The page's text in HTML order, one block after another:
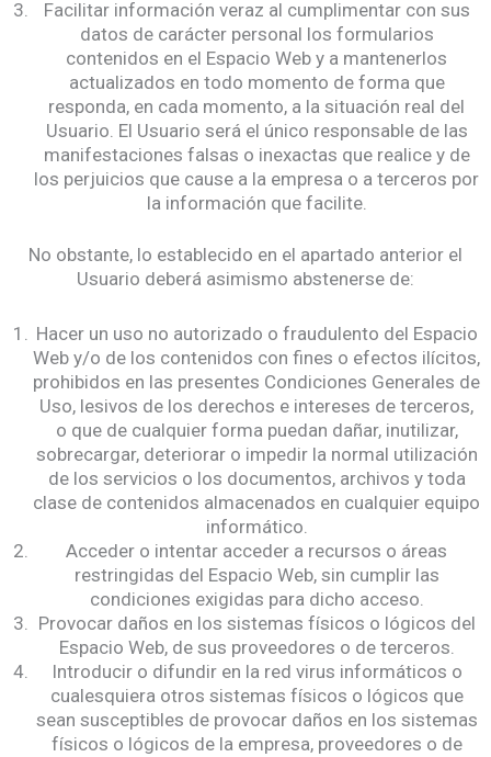
Facilitar información veraz al cumplimentar con sus
datos de carácter personal los formularios
contenidos en el Espacio Web y a mantenerlos
actualizados en todo momento de forma que
responda, en cada momento, a la situación real del
Usuario. El Usuario será el único responsable de las
manifestaciones falsas o inexactas que realice y de
los perjuicios que cause a la empresa o a terceros por
la información que facilite.
No obstante, lo establecido en el apartado anterior el
Usuario deberá asimismo abstenerse de:
Hacer un uso no autorizado o fraudulento del Espacio
Web y/o de los contenidos con fines o efectos ilícitos,
prohibidos en las presentes Condiciones Generales de
Uso, lesivos de los derechos e intereses de terceros,
o que de cualquier forma puedan dañar, inutilizar,
sobrecargar, deteriorar o impedir la normal utilización
de los servicios o los documentos, archivos y toda
clase de contenidos almacenados en cualquier equipo
informático.
Acceder o intentar acceder a recursos o áreas
restringidas del Espacio Web, sin cumplir las
condiciones exigidas para dicho acceso.
Provocar daños en los sistemas físicos o lógicos del
Espacio Web, de sus proveedores o de terceros.
Introducir o difundir en la red virus informáticos o
cualesquiera otros sistemas físicos o lógicos que
sean susceptibles de provocar daños en los sistemas
físicos o lógicos de la empresa, proveedores o de